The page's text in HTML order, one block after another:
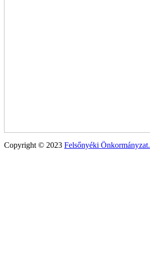
Copyright © 2023 Felsőnyéki Önkormányzat.